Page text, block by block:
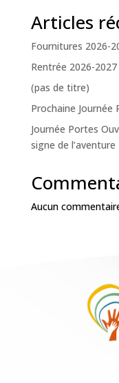
Articles
Fournitures 2026-
Rentrée 2026-2027
(pas de titre)
Prochaine Journée
Journée Portes
signe de l’aventure
Aucun